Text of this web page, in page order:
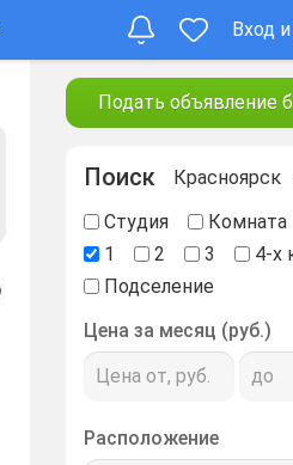
Вход
Подать объявление
Поиск
Красноярск
Студия
Комната
1
2 3
4-х
Подселение
Цена за месяц (руб.)
Расположение